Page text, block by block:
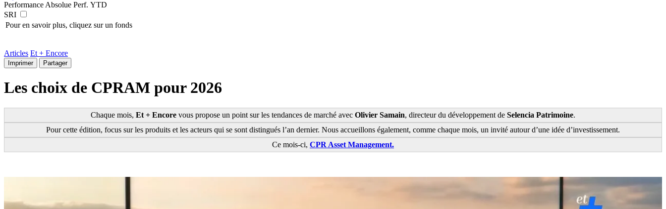
Performance Absolue Perf. YTD
SRI
Pour en savoir plus, cliquez sur un fonds
Articles Et + Encore
Imprimer Partager
Les choix de CPRAM pour 2026
Chaque mois, Et + Encore vous propose un point sur les tendances de marché avec Olivier Samain, directeur du développement de Selencia Patrimoine.
Pour cette édition, focus sur les produits et les acteurs qui se sont distingués l’an dernier. Nous accueillons également, comme chaque mois, un invité autour d’une idée d’investissement.
Ce mois-ci, CPR Asset Management.